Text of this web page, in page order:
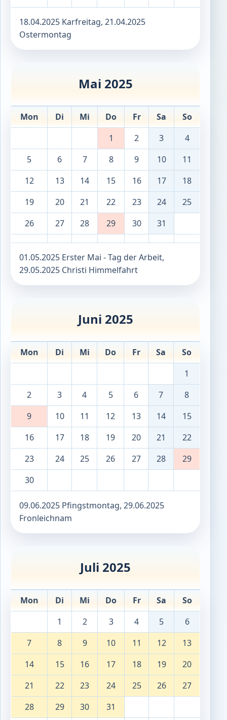
18.04.2025 Karfreitag, 21.04.2025
Ostermontag
Mai 2025
Mon Di Mi Do Fr Sa
So
1
2 3
4
5
6 7 8 9 10
11
12
13 14 15 16 17
18
19
20 21 22 23 24
25
26
27 28 29 30 31
01.05.2025 Erster Mai - Tag der Arbeit,
29.05.2025 Christi Himmelfahrt
Juni 2025
Mon Di Mi Do Fr Sa
So
1
2
3 4 5 6 7
8
9
10 11 12 13 14
15
16
17 18 19 20 21
22
23
24 25 26 27 28
29
30
09.06.2025 Pfingstmontag, 29.06.2025
Fronleichnam
Juli 2025
Mon Di Mi Do Fr Sa
So
1
2 3 4 5
6
7
8 9 10 11 12
13
14
15 16 17 18 19
20
21
22 23 24 25 26
27
28
29 30 31